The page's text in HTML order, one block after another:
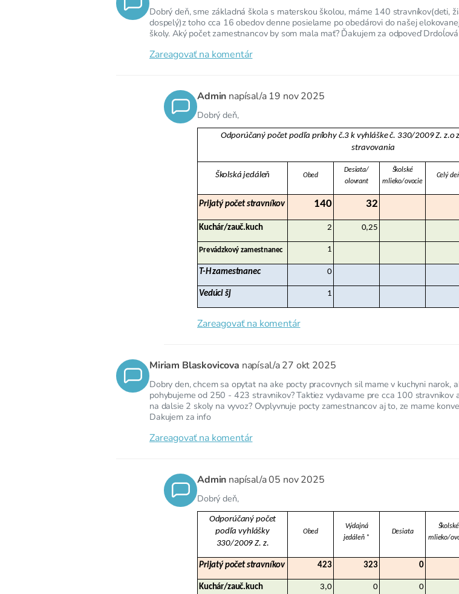
Dobrý deň, sme základná škola s materskou školou, máme 140 stravníkov(deti,
dospelý)z toho cca 16 obedov denne posielame po obedárovi do našej
školy. Aký počet zamestnancov by som mala mať? Ďakujem za odpoveď Drdoĺová
Zareagovať na komentár
Admin napísal/a 19 nov 2025
Dobrý deň,
Odporúčaný počet podľa prílohy č.3 k vyhláške č. 330/2009 Z. z.o
stravovania
Školská jedáleň Obed
Desiata/
olovrant
Školské
mlieko/ovocie
Celý
Prijatý počet stravníkov 140 32
Kuchár/zauč.kuch 2 0,25
Prevádzkový zamestnanec 1
T-H zamestnanec 0
Vedúci šj 1
Zareagovať na komentár
Miriam Blaskovicova napísal/a27 okt 2025
Dobry den, chcem sa opytat na ake pocty pracovnych sil mame v kuchyni narok,
pohybujeme od 250 - 423 stravnikov? Taktiez vydavame pre cca 100 stravnikov
na dalsie 2 skoly na vyvoz? Ovplyvnuje pocty zamestnancov aj to, ze mame
Dakujem za info
Zareagovať na komentár
Admin napísal/a05 nov 2025
Dobrý deň,
Odporúčaný počet
podľa vyhlášky
330/2009 Z. z.
Obed
Výdajná
jedáleň *
Desiata
Školské
mlieko/
Prijatý počet stravníkov 423 323 0
Kuchár/zauč.kuch 3,0 0 0